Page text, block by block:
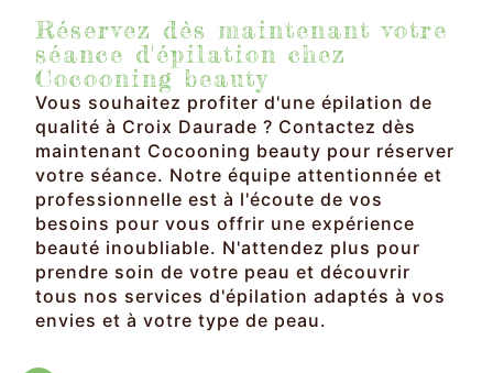
Réservez dès maintenant votre
séance d'épilation chez
Cocooning beauty
Vous souhaitez profiter d'une épilation de
qualité à Croix Daurade ? Contactez dès
maintenant Cocooning beauty pour réserver
votre séance. Notre équipe attentionnée et
professionnelle est à l'écoute de vos
besoins pour vous offrir une expérience
beauté inoubliable. N'attendez plus pour
prendre soin de votre peau et découvrir
tous nos services d'épilation adaptés à vos
envies et à votre type de peau.